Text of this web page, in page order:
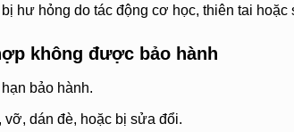
hư hỏng do tác động cơ học, thiên tai hoặc
không được bảo hành
bảo hành.
vỡ, dán đè, hoặc bị sửa đổi.